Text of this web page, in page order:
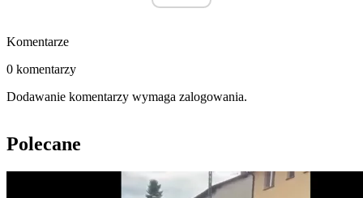
Komentarze
0 komentarzy
Dodawanie komentarzy wymaga zalogowania.
Polecane